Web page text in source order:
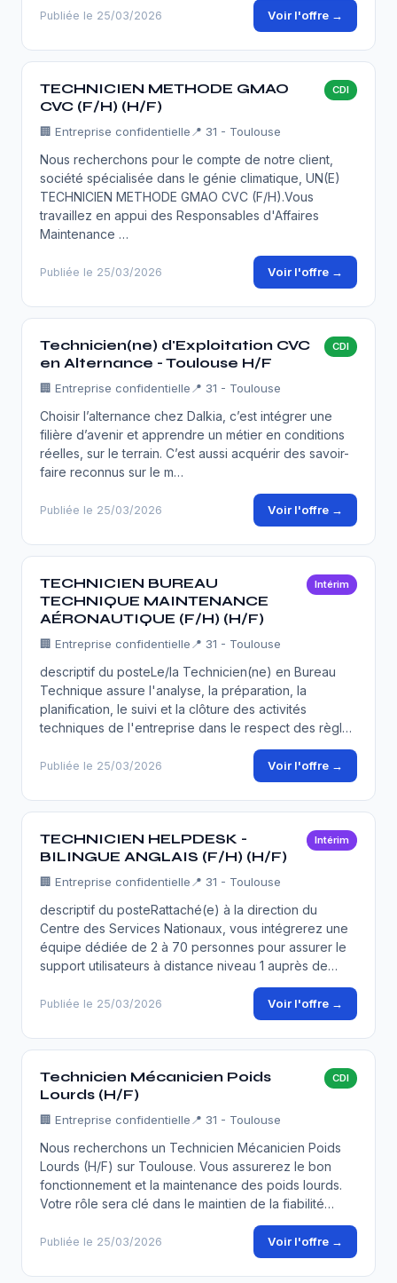
Publiée le 25/03/2026 Voir l'offre →
TECHNICIEN METHODE GMAO
CVC (F/H) (H/F)
CDI
🏢 Entreprise confidentielle 📍 31 - Toulouse
Nous recherchons pour le compte de notre client,
société spécialisée dans le génie climatique, UN(E)
TECHNICIEN METHODE GMAO CVC (F/H).Vous
travaillez en appui des Responsables d'Affaires
Maintenance …
Publiée le 25/03/2026 Voir l'offre →
Technicien(ne) d'Exploitation CVC
en Alternance - Toulouse H/F
CDI
🏢 Entreprise confidentielle 📍 31 - Toulouse
Choisir l’alternance chez Dalkia, c’est intégrer une
filière d’avenir et apprendre un métier en conditions
réelles, sur le terrain. C’est aussi acquérir des savoir-
faire reconnus sur le m…
Publiée le 25/03/2026 Voir l'offre →
TECHNICIEN BUREAU
TECHNIQUE MAINTENANCE
AÉRONAUTIQUE (F/H) (H/F)
Intérim
🏢 Entreprise confidentielle 📍 31 - Toulouse
descriptif du posteLe/la Technicien(ne) en Bureau
Technique assure l'analyse, la préparation, la
planification, le suivi et la clôture des activités
techniques de l'entreprise dans le respect des règl…
Publiée le 25/03/2026 Voir l'offre →
TECHNICIEN HELPDESK -
BILINGUE ANGLAIS (F/H) (H/F)
Intérim
🏢 Entreprise confidentielle 📍 31 - Toulouse
descriptif du posteRattaché(e) à la direction du
Centre des Services Nationaux, vous intégrerez une
équipe dédiée de 2 à 70 personnes pour assurer le
support utilisateurs à distance niveau 1 auprès de…
Publiée le 25/03/2026 Voir l'offre →
Technicien Mécanicien Poids
Lourds (H/F)
CDI
🏢 Entreprise confidentielle 📍 31 - Toulouse
Nous recherchons un Technicien Mécanicien Poids
Lourds (H/F) sur Toulouse. Vous assurerez le bon
fonctionnement et la maintenance des poids lourds.
Votre rôle sera clé dans le maintien de la fiabilité…
Publiée le 25/03/2026 Voir l'offre →